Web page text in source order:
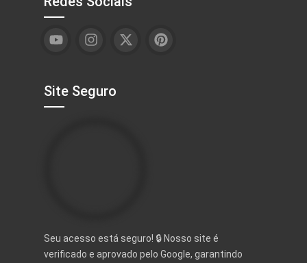
Site Seguro
Seu acesso está seguro! 🔒 Nosso site é
verificado e aprovado pelo Google, garantindo